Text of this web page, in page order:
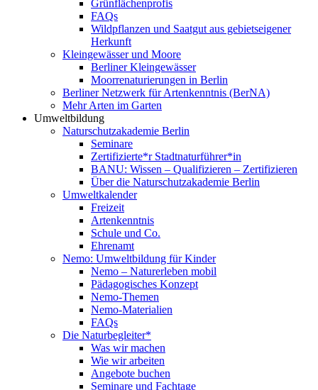
Grünflächenprofis
FAQs
Wildpflanzen und Saatgut aus gebietseigener
Herkunft
Kleingewässer und Moore
Berliner Kleingewässer
Moorrenaturierungen in Berlin
Berliner Netzwerk für Artenkenntnis (BerNA)
Mehr Arten im Garten
Umweltbildung
Naturschutzakademie Berlin
Seminare
Zertifizierte*r Stadtnaturführer*in
BANU: Wissen – Qualifizieren – Zertifizieren
Über die Naturschutzakademie Berlin
Umweltkalender
Freizeit
Artenkenntnis
Schule und Co.
Ehrenamt
Nemo: Umweltbildung für Kinder
Nemo – Naturerleben mobil
Pädagogisches Konzept
Nemo-Themen
Nemo-Materialien
FAQs
Die Naturbegleiter*
Was wir machen
Wie wir arbeiten
Angebote buchen
Seminare und Fachtage